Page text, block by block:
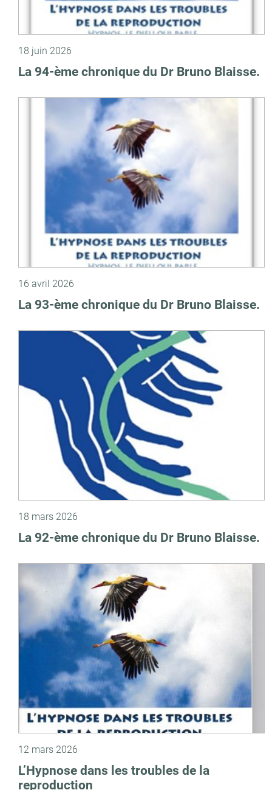
18 juin 2026
La 94-ème chronique du Dr Bruno Blaisse.
16 avril 2026
La 93-ème chronique du Dr Bruno Blaisse.
18 mars 2026
La 92-ème chronique du Dr Bruno Blaisse.
12 mars 2026
L’Hypnose dans les troubles de la
reproduction